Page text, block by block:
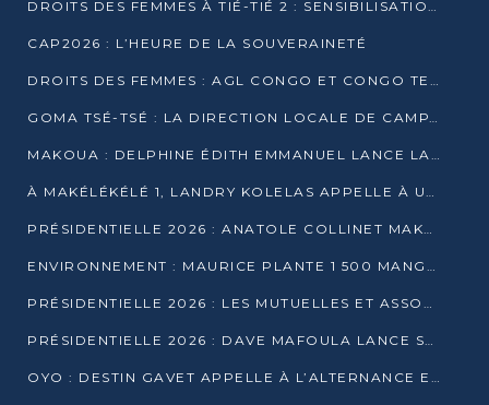
DROITS DES FEMMES À TIÉ-TIÉ 2 : SENSIBILISATION ET PÉDAGOGIE SUR LE DROIT DE VOTE
CAP2026 : L’HEURE DE LA SOUVERAINETÉ
DROITS DES FEMMES : AGL CONGO ET CONGO TERMINAL METTENT EN AVANT LE LEADERSHIP FÉMININ
GOMA TSÉ-TSÉ : LA DIRECTION LOCALE DE CAMPAGNE INTENSIFIE LA SENSIBILISATION DANS LES VILLAGES
MAKOUA : DELPHINE ÉDITH EMMANUEL LANCE LA CAMPAGNE POUR DENIS SASSOU-N’GUESSO
À MAKÉLÉKÉLÉ 1, LANDRY KOLELAS APPELLE À UNE MOBILISATION MASSIVE EN FAVEUR DE DENIS SASSOU-N’GUESSO
PRÉSIDENTIELLE 2026 : ANATOLE COLLINET MAKOSSO DÉFEND LE PROJET DE SOCIÉTÉ DE DENIS SASSOU NGUESSO
ENVIRONNEMENT : MAURICE PLANTE 1 500 MANGROVES POUR HONORER WANGARI MAATHAI
PRÉSIDENTIELLE 2026 : LES MUTUELLES ET ASSOCIATIONS S’IMPLIQUENT DANS LA CAMPAGNE ÉLECTORALE À TIÉ-TIÉ 2 (POINTE-NOIRE)
PRÉSIDENTIELLE 2026 : DAVE MAFOULA LANCE SA « VAGUE DU NOUVEAU DÉPART » À IMPFONDO
OYO : DESTIN GAVET APPELLE À L’ALTERNANCE ET À LA RESPONSABILITÉ DE LA JEUNESSE